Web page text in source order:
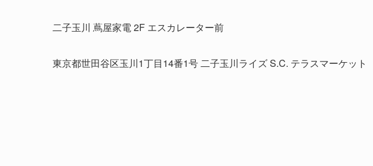
二子玉川 蔦屋家電 2F エスカレーター前
東京都世田谷区玉川1丁目14番1号 二子玉川ライズ S.C. テラスマーケット